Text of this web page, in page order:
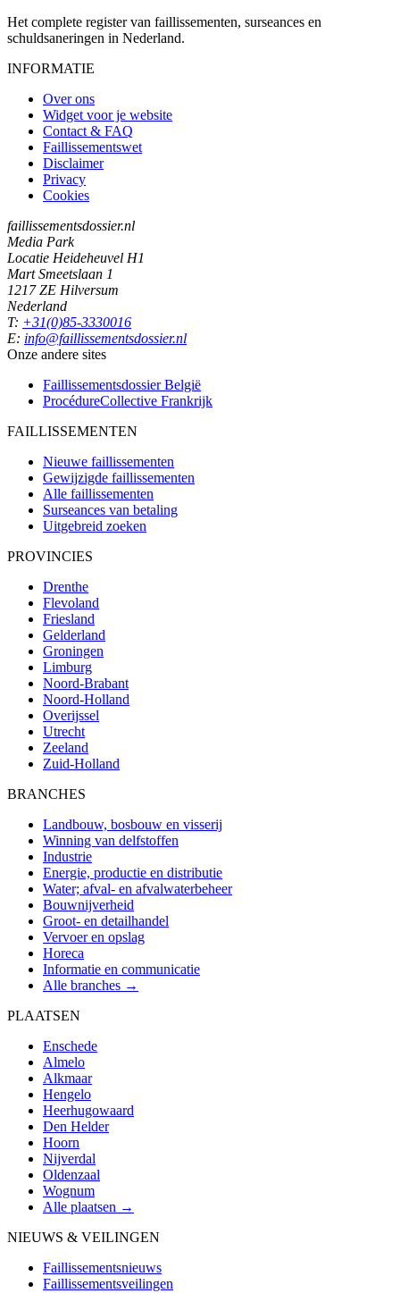
Het complete register van faillissementen, surseances en
schuldsaneringen in Nederland.
INFORMATIE
Over ons
Widget voor je website
Contact & FAQ
Faillissementswet
Disclaimer
Privacy
Cookies
faillissementsdossier.nl
Media Park
Locatie Heideheuvel H1
Mart Smeetslaan 1
1217 ZE Hilversum
Nederland
T: +31(0)85-3330016
E: info@faillissementsdossier.nl
Onze andere sites
Faillissementsdossier België
ProcédureCollective Frankrijk
FAILLISSEMENTEN
Nieuwe faillissementen
Gewijzigde faillissementen
Alle faillissementen
Surseances van betaling
Uitgebreid zoeken
PROVINCIES
Drenthe
Flevoland
Friesland
Gelderland
Groningen
Limburg
Noord-Brabant
Noord-Holland
Overijssel
Utrecht
Zeeland
Zuid-Holland
BRANCHES
Landbouw, bosbouw en visserij
Winning van delfstoffen
Industrie
Energie, productie en distributie
Water; afval- en afvalwaterbeheer
Bouwnijverheid
Groot- en detailhandel
Vervoer en opslag
Horeca
Informatie en communicatie
Alle branches →
PLAATSEN
Enschede
Almelo
Alkmaar
Hengelo
Heerhugowaard
Den Helder
Hoorn
Nijverdal
Oldenzaal
Wognum
Alle plaatsen →
NIEUWS & VEILINGEN
Faillissementsnieuws
Faillissementsveilingen